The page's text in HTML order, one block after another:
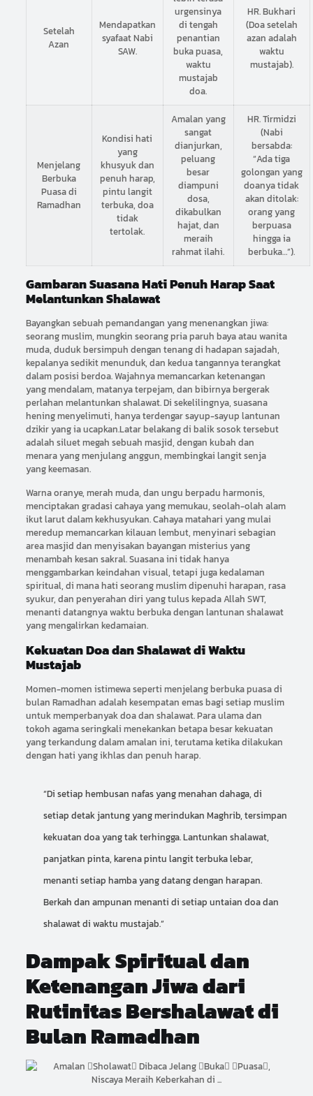
Setelah
Azan
Mendapatkan
syafaat Nabi
SAW.
urgensinya
di tengah
penantian
buka puasa,
waktu
mustajab
doa.
HR. Bukhari
(Doa setelah
azan adalah
waktu
mustajab).
Menjelang
Berbuka
Puasa di
Ramadhan
Kondisi hati
yang
khusyuk dan
penuh harap,
pintu langit
terbuka, doa
tidak
tertolak.
Amalan yang
sangat
dianjurkan,
peluang
besar
diampuni
dosa,
dikabulkan
hajat, dan
meraih
rahmat ilahi.
HR. Tirmidzi
(Nabi
bersabda:
“Ada tiga
golongan yang
doanya tidak
akan ditolak:
orang yang
berpuasa
hingga ia
berbuka…”).
Gambaran Suasana Hati Penuh Harap Saat
Melantunkan Shalawat
Bayangkan sebuah pemandangan yang menenangkan jiwa:
seorang muslim, mungkin seorang pria paruh baya atau wanita
muda, duduk bersimpuh dengan tenang di hadapan sajadah,
kepalanya sedikit menunduk, dan kedua tangannya terangkat
dalam posisi berdoa. Wajahnya memancarkan ketenangan
yang mendalam, matanya terpejam, dan bibirnya bergerak
perlahan melantunkan shalawat. Di sekelilingnya, suasana
hening menyelimuti, hanya terdengar sayup-sayup lantunan
dzikir yang ia ucapkan.Latar belakang di balik sosok tersebut
adalah siluet megah sebuah masjid, dengan kubah dan
menara yang menjulang anggun, membingkai langit senja
yang keemasan.
Warna oranye, merah muda, dan ungu berpadu harmonis,
menciptakan gradasi cahaya yang memukau, seolah-olah alam
ikut larut dalam kekhusyukan. Cahaya matahari yang mulai
meredup memancarkan kilauan lembut, menyinari sebagian
area masjid dan menyisakan bayangan misterius yang
menambah kesan sakral. Suasana ini tidak hanya
menggambarkan keindahan visual, tetapi juga kedalaman
spiritual, di mana hati seorang muslim dipenuhi harapan, rasa
syukur, dan penyerahan diri yang tulus kepada Allah SWT,
menanti datangnya waktu berbuka dengan lantunan shalawat
yang mengalirkan kedamaian.
Kekuatan Doa dan Shalawat di Waktu
Mustajab
Momen-momen istimewa seperti menjelang berbuka puasa di
bulan Ramadhan adalah kesempatan emas bagi setiap muslim
untuk memperbanyak doa dan shalawat. Para ulama dan
tokoh agama seringkali menekankan betapa besar kekuatan
yang terkandung dalam amalan ini, terutama ketika dilakukan
dengan hati yang ikhlas dan penuh harap.
“Di setiap hembusan nafas yang menahan dahaga, di
setiap detak jantung yang merindukan Maghrib, tersimpan
kekuatan doa yang tak terhingga. Lantunkan shalawat,
panjatkan pinta, karena pintu langit terbuka lebar,
menanti setiap hamba yang datang dengan harapan.
Berkah dan ampunan menanti di setiap untaian doa dan
shalawat di waktu mustajab.”
Dampak Spiritual dan
Ketenangan Jiwa dari
Rutinitas Bershalawat di
Bulan Ramadhan